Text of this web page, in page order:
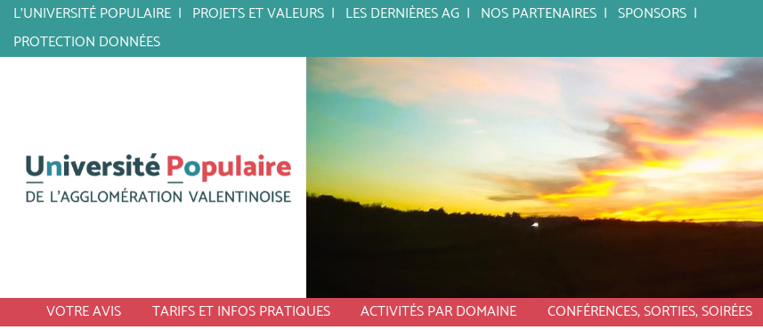
L'UNIVERSITÉ POPULAIRE PROJETS ET VALEURS LES DERNIÈRES AG NOS PARTENAIRES
SPONSORS
PROTECTION DONNÉES
VOTRE AVIS TARIFS ET INFOS PRATIQUES ACTIVITÉS PAR DOMAINE CONFÉRENCES, SORTIES, SOIRÉES